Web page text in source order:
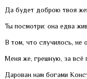
Да будет доброю твоя
Ты посмотри: она едва
В том, что случилось, не
Меня же, грешную, за всё
Дарован нам богами